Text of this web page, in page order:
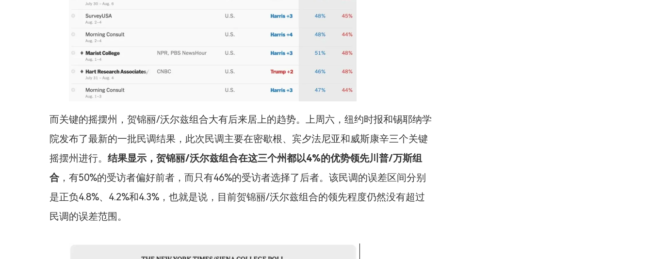
而关键的摇摆州，贺锦丽/沃尔兹组合大有后来居上的趋势。上周六，纽约时报和锡耶纳学
院发布了最新的一批民调结果，此次民调主要在密歇根、宾夕法尼亚和威斯康辛三个关键
摇摆州进行。 结果显示，贺锦丽/沃尔兹组合在这三个州都以4%的优势领先川普/万斯组
合 ，有50%的受访者偏好前者，而只有46%的受访者选择了后者。该民调的误差区间分别
是正负4.8%、4.2%和4.3%，也就是说，目前贺锦丽/沃尔兹组合的领先程度仍然没有超过
民调的误差范围。